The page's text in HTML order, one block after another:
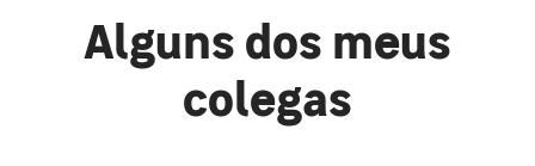
Alguns dos meus
colegas